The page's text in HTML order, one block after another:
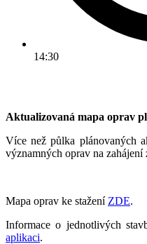
14:30
Aktualizovaná mapa oprav
Více než půlka plánovaných
významných oprav na zahájení
Mapa oprav ke stažení ZDE.
Informace o jednotlivých
aplikaci.